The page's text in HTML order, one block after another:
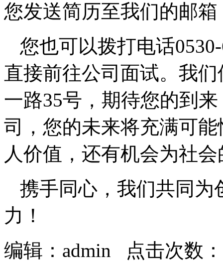
您发送简历至我们的邮箱
您也可以拨打电话
直接前往公司面试。我
一路35号，期待您的到
司，您的未来将充满可
人价值，还有机会为社
携手同心，我们共同为
力！
编辑：admin 点击次数：